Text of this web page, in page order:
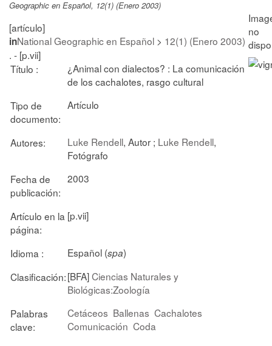
Geographic en Español, 12(1) (Enero 2003)
[artículo]
inNational Geographic en Español > 12(1) (Enero 2003)
. - [p.vii]
Título :
¿Animal con dialectos? : La comunicación
de los cachalotes, rasgo cultural
Tipo de
documento:
Artículo
Autores: Luke Rendell, Autor ; Luke Rendell,
Fotógrafo
Fecha de
publicación:
2003
Artículo en la
página:
[p.vii]
Idioma : Español (spa)
Clasificación:[BFA]Ciencias Naturales y
Biológicas:Zoología
Palabras
clave:
Cetáceos Ballenas Cachalotes
Comunicación Coda